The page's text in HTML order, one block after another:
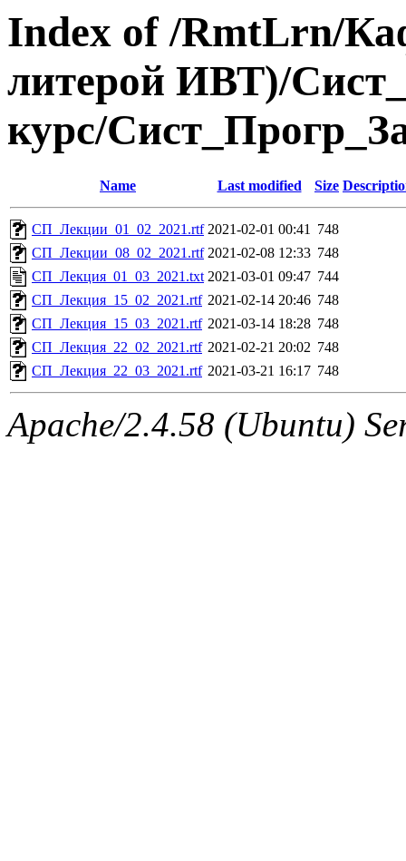
Index of /RmtLrn/
литерой ИВТ)/
курс/
Name Last modified Size
СП_Лекции_01_02_2021.rtf 2021-02-01 00:41 748
СП_Лекции_08_02_2021.rtf 2021-02-08 12:33 748
СП_Лекция_01_03_2021.txt 2021-03-01 09:47 744
СП_Лекция_15_02_2021.rtf 2021-02-14 20:46 748
СП_Лекция_15_03_2021.rtf 2021-03-14 18:28 748
СП_Лекция_22_02_2021.rtf 2021-02-21 20:02 748
СП_Лекция_22_03_2021.rtf 2021-03-21 16:17 748
Apache/2.4.58 (Ubuntu)